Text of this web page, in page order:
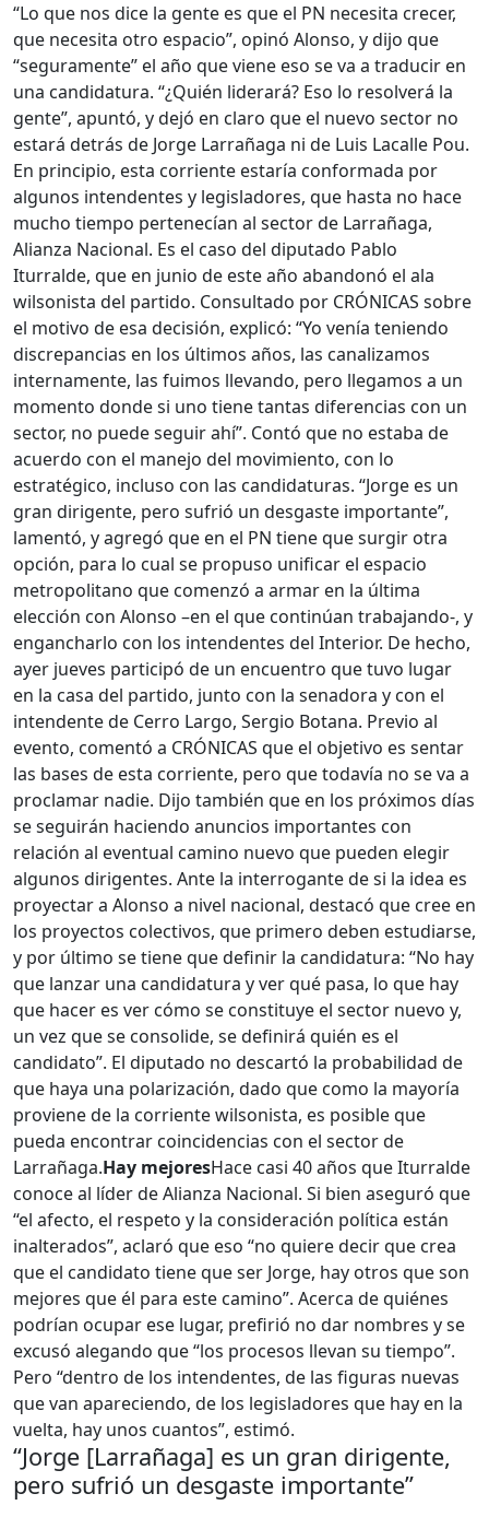
“Lo que nos dice la gente es que el PN necesita crecer,
que necesita otro espacio”, opinó Alonso, y dijo que
“seguramente” el año que viene eso se va a traducir en
una candidatura. “¿Quién liderará? Eso lo resolverá la
gente”, apuntó, y dejó en claro que el nuevo sector no
estará detrás de Jorge Larrañaga ni de Luis Lacalle Pou.
En principio, esta corriente estaría conformada por
algunos intendentes y legisladores, que hasta no hace
mucho tiempo pertenecían al sector de Larrañaga,
Alianza Nacional. Es el caso del diputado Pablo
Iturralde, que en junio de este año abandonó el ala
wilsonista del partido. Consultado por CRÓNICAS sobre
el motivo de esa decisión, explicó: “Yo venía teniendo
discrepancias en los últimos años, las canalizamos
internamente, las fuimos llevando, pero llegamos a un
momento donde si uno tiene tantas diferencias con un
sector, no puede seguir ahí”. Contó que no estaba de
acuerdo con el manejo del movimiento, con lo
estratégico, incluso con las candidaturas. “Jorge es un
gran dirigente, pero sufrió un desgaste importante”,
lamentó, y agregó que en el PN tiene que surgir otra
opción, para lo cual se propuso unificar el espacio
metropolitano que comenzó a armar en la última
elección con Alonso –en el que continúan trabajando-, y
engancharlo con los intendentes del Interior. De hecho,
ayer jueves participó de un encuentro que tuvo lugar
en la casa del partido, junto con la senadora y con el
intendente de Cerro Largo, Sergio Botana. Previo al
evento, comentó a CRÓNICAS que el objetivo es sentar
las bases de esta corriente, pero que todavía no se va a
proclamar nadie. Dijo también que en los próximos días
se seguirán haciendo anuncios importantes con
relación al eventual camino nuevo que pueden elegir
algunos dirigentes. Ante la interrogante de si la idea es
proyectar a Alonso a nivel nacional, destacó que cree en
los proyectos colectivos, que primero deben estudiarse,
y por último se tiene que definir la candidatura: “No hay
que lanzar una candidatura y ver qué pasa, lo que hay
que hacer es ver cómo se constituye el sector nuevo y,
un vez que se consolide, se definirá quién es el
candidato”. El diputado no descartó la probabilidad de
que haya una polarización, dado que como la mayoría
proviene de la corriente wilsonista, es posible que
pueda encontrar coincidencias con el sector de
Larrañaga.Hay mejoresHace casi 40 años que Iturralde
conoce al líder de Alianza Nacional. Si bien aseguró que
“el afecto, el respeto y la consideración política están
inalterados”, aclaró que eso “no quiere decir que crea
que el candidato tiene que ser Jorge, hay otros que son
mejores que él para este camino”. Acerca de quiénes
podrían ocupar ese lugar, prefirió no dar nombres y se
excusó alegando que “los procesos llevan su tiempo”.
Pero “dentro de los intendentes, de las figuras nuevas
que van apareciendo, de los legisladores que hay en la
vuelta, hay unos cuantos”, estimó.
“Jorge [Larrañaga] es un gran dirigente,
pero sufrió un desgaste importante”